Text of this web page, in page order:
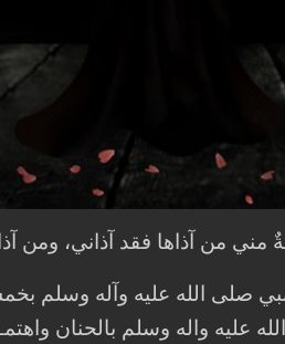
من آذاها فقد آذاني، ومن
صلى الله عليه وآله
عليه واله وسلم بالحنان